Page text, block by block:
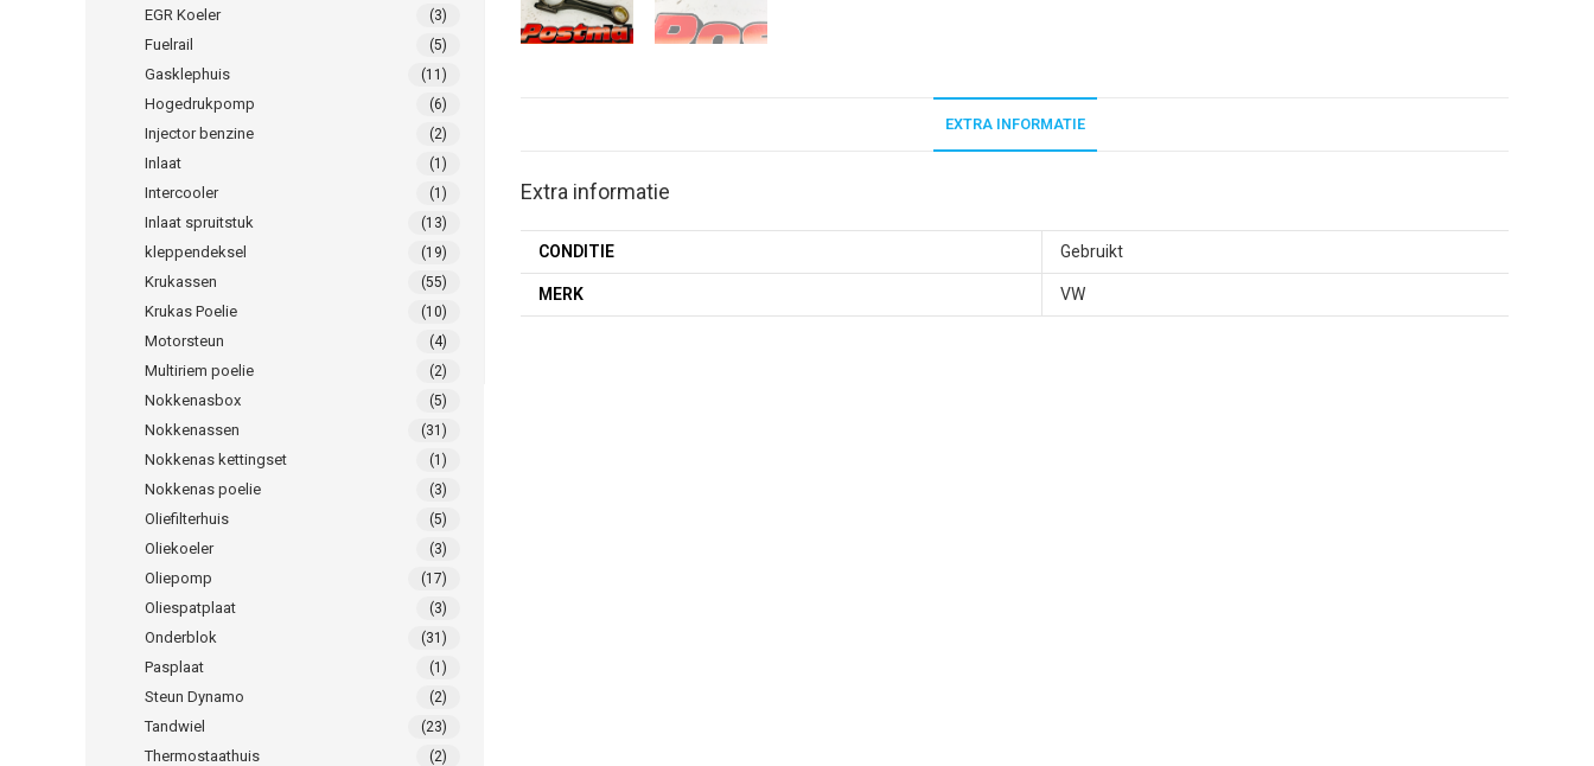
EXTRA INFORMATIE
Extra informatie
CONDITIE Gebruikt
MERK VW
EGR Koeler (3)
Fuelrail (5)
Gasklephuis (11)
Hogedrukpomp (6)
Injector benzine (2)
Inlaat (1)
Intercooler (1)
Inlaat spruitstuk (13)
kleppendeksel (19)
Krukassen (55)
Krukas Poelie (10)
Motorsteun (4)
Multiriem poelie (2)
Nokkenasbox (5)
Nokkenassen (31)
Nokkenas kettingset (1)
Nokkenas poelie (3)
Oliefilterhuis (5)
Oliekoeler (3)
Oliepomp (17)
Oliespatplaat (3)
Onderblok (31)
Pasplaat (1)
Steun Dynamo (2)
Tandwiel (23)
Thermostaathuis (2)